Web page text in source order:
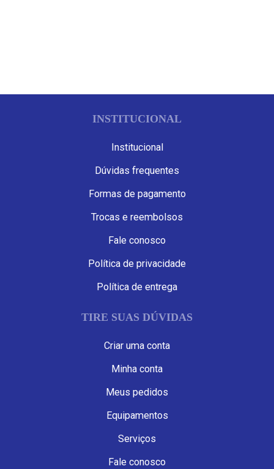
INSTITUCIONAL
Institucional
Dúvidas frequentes
Formas de pagamento
Trocas e reembolsos
Fale conosco
Política de privacidade
Política de entrega
TIRE SUAS DÚVIDAS
Criar uma conta
Minha conta
Meus pedidos
Equipamentos
Serviços
Fale conosco